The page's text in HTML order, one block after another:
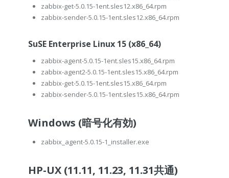
zabbix-get-5.0.15-1ent.sles12.x86_64.rpm
zabbix-sender-5.0.15-1ent.sles12.x86_64.rpm
SuSE Enterprise Linux 15 (x86_64)
zabbix-agent-5.0.15-1ent.sles15.x86_64.rpm
zabbix-agent2-5.0.15-1ent.sles15.x86_64.rpm
zabbix-get-5.0.15-1ent.sles15.x86_64.rpm
zabbix-sender-5.0.15-1ent.sles15.x86_64.rpm
Windows (暗号化有効)
zabbix_agent-5.0.15-1_installer.exe
HP-UX (11.11, 11.23, 11.31共通)